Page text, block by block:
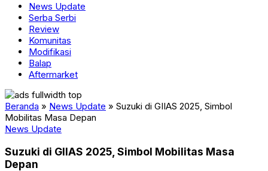
News Update
Serba Serbi
Review
Komunitas
Modifikasi
Balap
Aftermarket
Beranda » News Update » Suzuki di GIIAS 2025, Simbol
Mobilitas Masa Depan
News Update
Suzuki di GIIAS 2025, Simbol Mobilitas Masa
Depan